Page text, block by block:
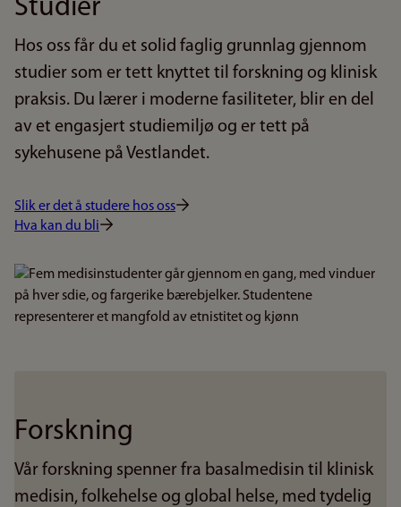
Studier
Hos oss får du et solid faglig grunnlag gjennom
studier som er tett knyttet til forskning og klinisk
praksis. Du lærer i moderne fasiliteter, blir en del
av et engasjert studiemiljø og er tett på
sykehusene på Vestlandet.
Slik er det å studere hos oss
Hva kan du bli
Bilde
Forskning
Vår forskning spenner fra basalmedisin til klinisk
medisin, folkehelse og global helse, med tydelig